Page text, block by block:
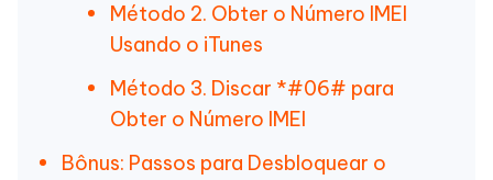
Método 2. Obter o Número IMEI
Usando o iTunes
Método 3. Discar *#06# para
Obter o Número IMEI
Bônus: Passos para Desbloquear o